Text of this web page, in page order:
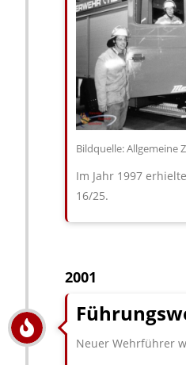
Bildquelle: Allgemeine
Im Jahr 1997
16/25.
2001
Neuer Wehrführer